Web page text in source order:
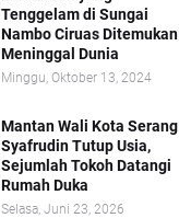
Tenggelam di Sungai
Nambo Ciruas Ditemukan
Meninggal Dunia
Minggu, Oktober 13, 2024
Mantan Wali Kota Serang
Syafrudin Tutup Usia,
Sejumlah Tokoh Datangi
Rumah Duka
Selasa, Juni 23, 2026